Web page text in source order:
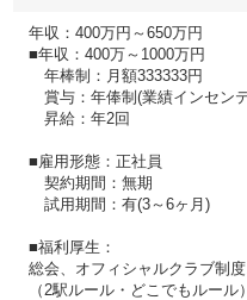
年収：400万円～650万円
■年収：400万～1000万円
年棒制：月額333333円
賞与：年俸制(業績インセン
昇給：年2回
■雇用形態：正社員
契約期間：無期
試用期間：有(3～6ヶ月)
■福利厚生：
総会、オフィシャルクラブ制
（2駅ルール・どこでもルー